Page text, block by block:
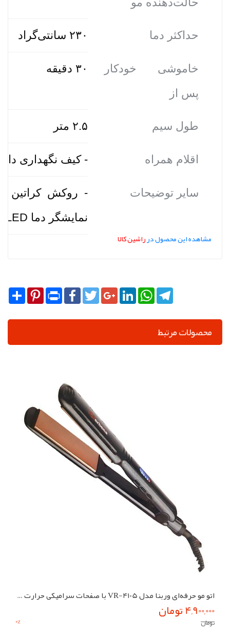
حداکثر دما ۲۳۰ سانتی‌گراد
خاموشی خودکار
پس از
۳۰ دقیقه
طول سیم ۲.۵ متر
اقلام همراه - کیف نگهداری
سایر توضیحات
- روکش کراتین
نمایشگر دما LED - گرم شدن سریع - قابل استفاده برای فر کردن مو
مشاهده این محصول درراشین کالا
Share PinterestPrint FacebookTwitterGoogle+LinkedInWhatsApp
محصولات مرتبط
اتو مو حرفه‌ای وربنا مدل VR-4105 با صفحات سرامیکی حرارت ۲۳۰ درجه
4,900,000 تومان
تومان 0%